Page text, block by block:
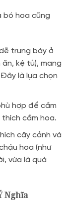
bó hoa cũng
trưng bày ở
kệ tủ), mang
là lựa chọn
hợp để cầm
cắm hoa.
cây cảnh và
hoa (như
vừa là quà
Nghĩa